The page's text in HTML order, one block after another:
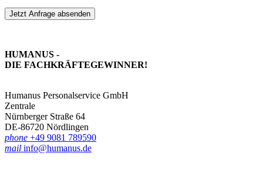
Jetzt Anfrage absenden
HUMANUS -
DIE FACHKRÄFTE­GEWINNER!
Humanus Personalservice GmbH
Zentrale
Nürnberger Straße 64
DE-86720 Nördlingen
phone +49 9081 789590
mail info@humanus.de